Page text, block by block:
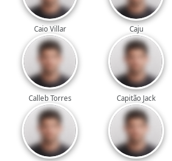
Caio Villar Caju
Calleb Torres Capitão Jack